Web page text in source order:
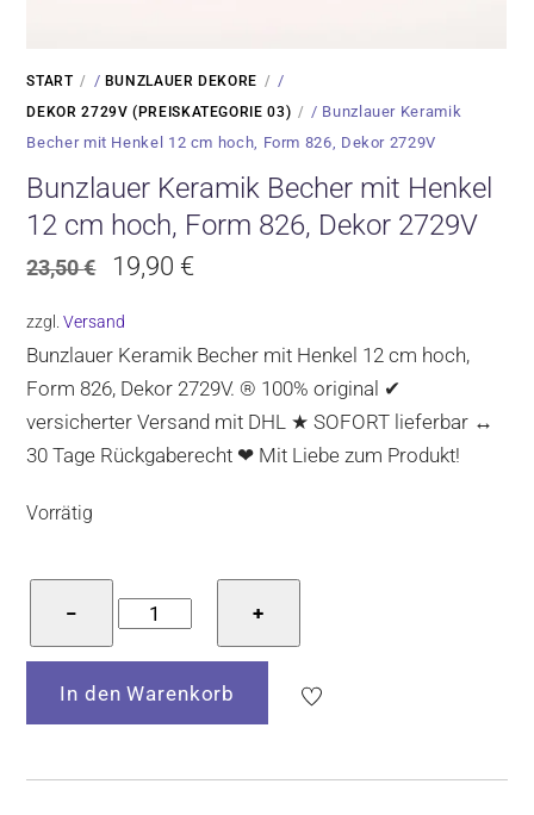
START / BUNZLAUER DEKORE /
DEKOR 2729V (PREISKATEGORIE 03)
/ Bunzlauer Keramik
Becher mit Henkel 12 cm hoch, Form 826, Dekor 2729V
Bunzlauer Keramik Becher mit Henkel
12 cm hoch, Form 826, Dekor 2729V
23,50€
Ursprünglicher
war:
23,50 €
19,90 €Aktueller
19,90 €.
zzgl.Versand
Bunzlauer Keramik Becher mit Henkel 12 cm hoch,
Form 826, Dekor 2729V. ® 100% original ✔
versicherter Versand mit DHL ★ SOFORT lieferbar ↔
30 Tage Rückgaberecht ❤ Mit Liebe zum Produkt!
Vorrätig
−
Bunzlauer
Keramik
Becher
mit
Henkel
+
In den Warenkorb